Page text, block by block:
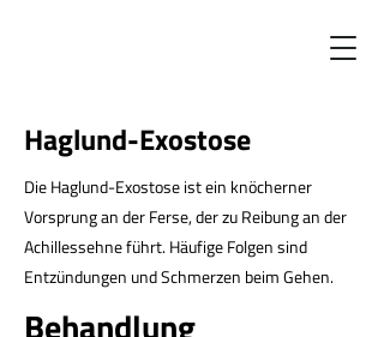
Haglund-Exostose
Die Haglund-Exostose ist ein knöcherner
Vorsprung an der Ferse, der zu Reibung an der
Achillessehne führt. Häufige Folgen sind
Entzündungen und Schmerzen beim Gehen.